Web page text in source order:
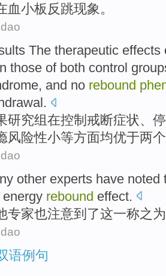
血小板 反跳现象。
The therapeutic
those of both control
and no rebound
研究组在控制 戒断症状、
风险性小等方面均优于两个
other experts have noted
energy rebound effect.
专家也注意到了这一称之为
语例句